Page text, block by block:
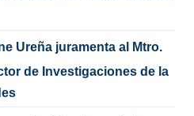
Ureña juramenta al Mtro.
de Investigaciones de la